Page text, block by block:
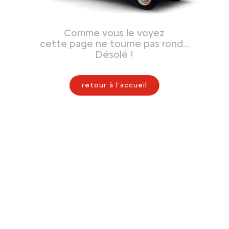
Comme vous le voyez
cette page ne tourne pas rond…
Désolé !
retour à l'accueil